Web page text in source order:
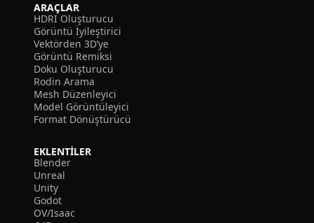
ARAÇLAR
HDRI Oluşturucu
Görüntü İyileştirici
Vektörden 3D’ye
Görüntü Remiksi
Doku Oluşturucu
Rodin Arama
Mesh Düzenleyici
Model Görüntüleyici
Format Dönüştürücü
EKLENTILER
Blender
Unreal
Unity
Godot
OV/Isaac